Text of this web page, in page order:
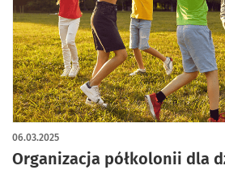
Organizacja półkolonii dla
06.03.2025